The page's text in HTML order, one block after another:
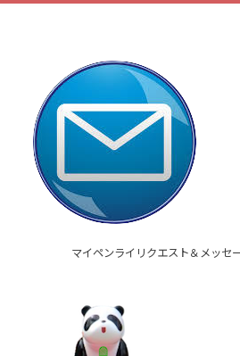
マイペンライリクエスト＆メッセ